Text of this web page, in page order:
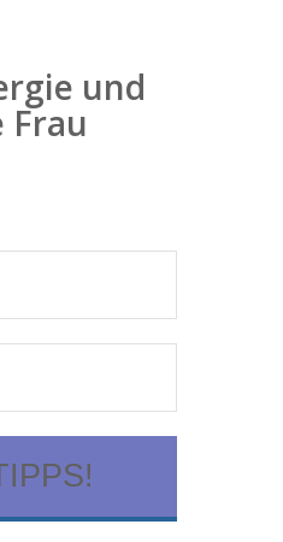
und
Frau